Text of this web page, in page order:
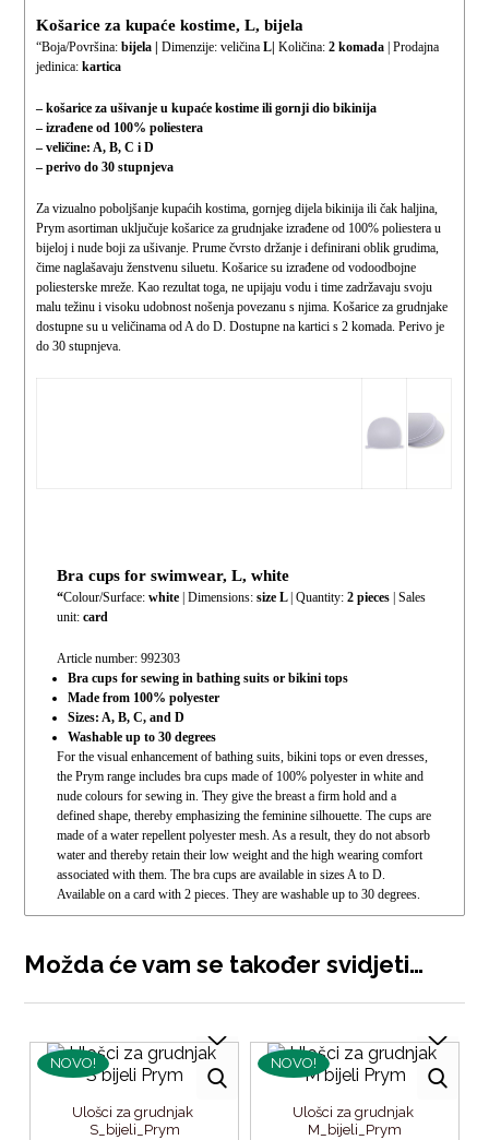
Košarice za kupaće kostime, L, bijela
“Boja/Površina:bijela | Dimenzije: veličinaL| Količina:2 komada | Prodajna
jedinica:kartica
– košarice za ušivanje u kupaće kostime ili gornji dio bikinija
– izrađene od 100% poliestera
– veličine: A, B, C i D
– perivo do 30 stupnjeva
Za vizualno poboljšanje kupaćih kostima, gornjeg dijela bikinija ili čak haljina,
Prym asortiman uključuje košarice za grudnjake izrađene od 100% poliestera u
bijeloj i nude boji za ušivanje. Prume čvrsto držanje i definirani oblik grudima,
čime naglašavaju ženstvenu siluetu. Košarice su izrađene od vodoodbojne
poliesterske mreže. Kao rezultat toga, ne upijaju vodu i time zadržavaju svoju
malu težinu i visoku udobnost nošenja povezanu s njima. Košarice za grudnjake
dostupne su u veličinama od A do D. Dostupne na kartici s 2 komada. Perivo je
do 30 stupnjeva.
Bra cups for swimwear, L, white
“Colour/Surface:white | Dimensions:size L | Quantity:2 pieces | Sales
unit:card
Article number:992303
Bra cups for sewing in bathing suits or bikini tops
Made from 100% polyester
Sizes: A, B, C, and D
Washable up to 30 degrees
For the visual enhancement of bathing suits, bikini tops or even dresses,
the Prym range includes bra cups made of 100% polyester in white and
nude colours for sewing in. They give the breast a firm hold and a
defined shape, thereby emphasizing the feminine silhouette. The cups are
made of a water repellent polyester mesh. As a result, they do not absorb
water and thereby retain their low weight and the high wearing comfort
associated with them. The bra cups are available in sizes A to D.
Available on a card with 2 pieces. They are washable up to 30 degrees.
Možda će vam se također svidjeti…
NOVO!
Ulošci za grudnjak
S_bijeli_Prym
NOVO!
Ulošci za grudnjak
M_bijeli_Prym